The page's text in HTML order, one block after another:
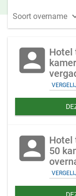
Soort overname
account_box Hotel
account_box Hotel
50